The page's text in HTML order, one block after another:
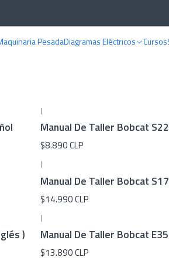
PesadaDiagramas Eléctricos Cursos
Bobcat
|
Manual De Taller Bobcat
$8.890 CLP
|
Manual De Taller Bobcat
$14.990 CLP
)
|
Manual De Taller Bobcat
$13.890 CLP